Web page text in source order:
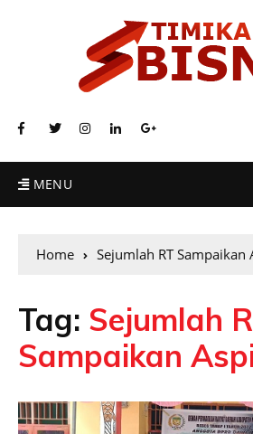
MENU
Home Sejumlah RT Sampaikan
Tag: Sejumlah
Sampaikan